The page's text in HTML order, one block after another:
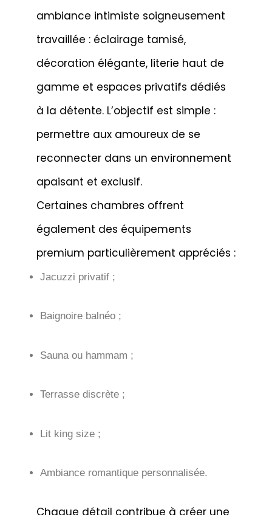
ambiance intimiste soigneusement
travaillée : éclairage tamisé,
décoration élégante, literie haut de
gamme et espaces privatifs dédiés
à la détente. L’objectif est simple :
permettre aux amoureux de se
reconnecter dans un environnement
apaisant et exclusif.
Certaines chambres offrent
également des équipements
premium particulièrement appréciés :
Jacuzzi privatif ;
Baignoire balnéo ;
Sauna ou hammam ;
Terrasse discrète ;
Lit king size ;
Ambiance romantique personnalisée.
Chaque détail contribue à créer une